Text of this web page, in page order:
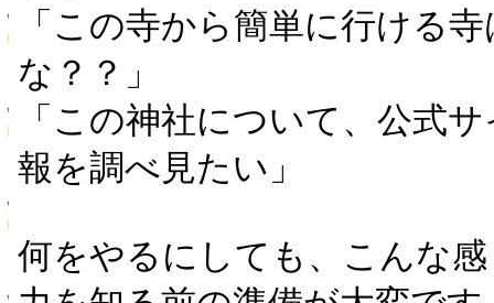
「この寺から簡単に行ける
な？？」
「この神社について、公式
報を調べ見たい」
何をやるにしても、こんな